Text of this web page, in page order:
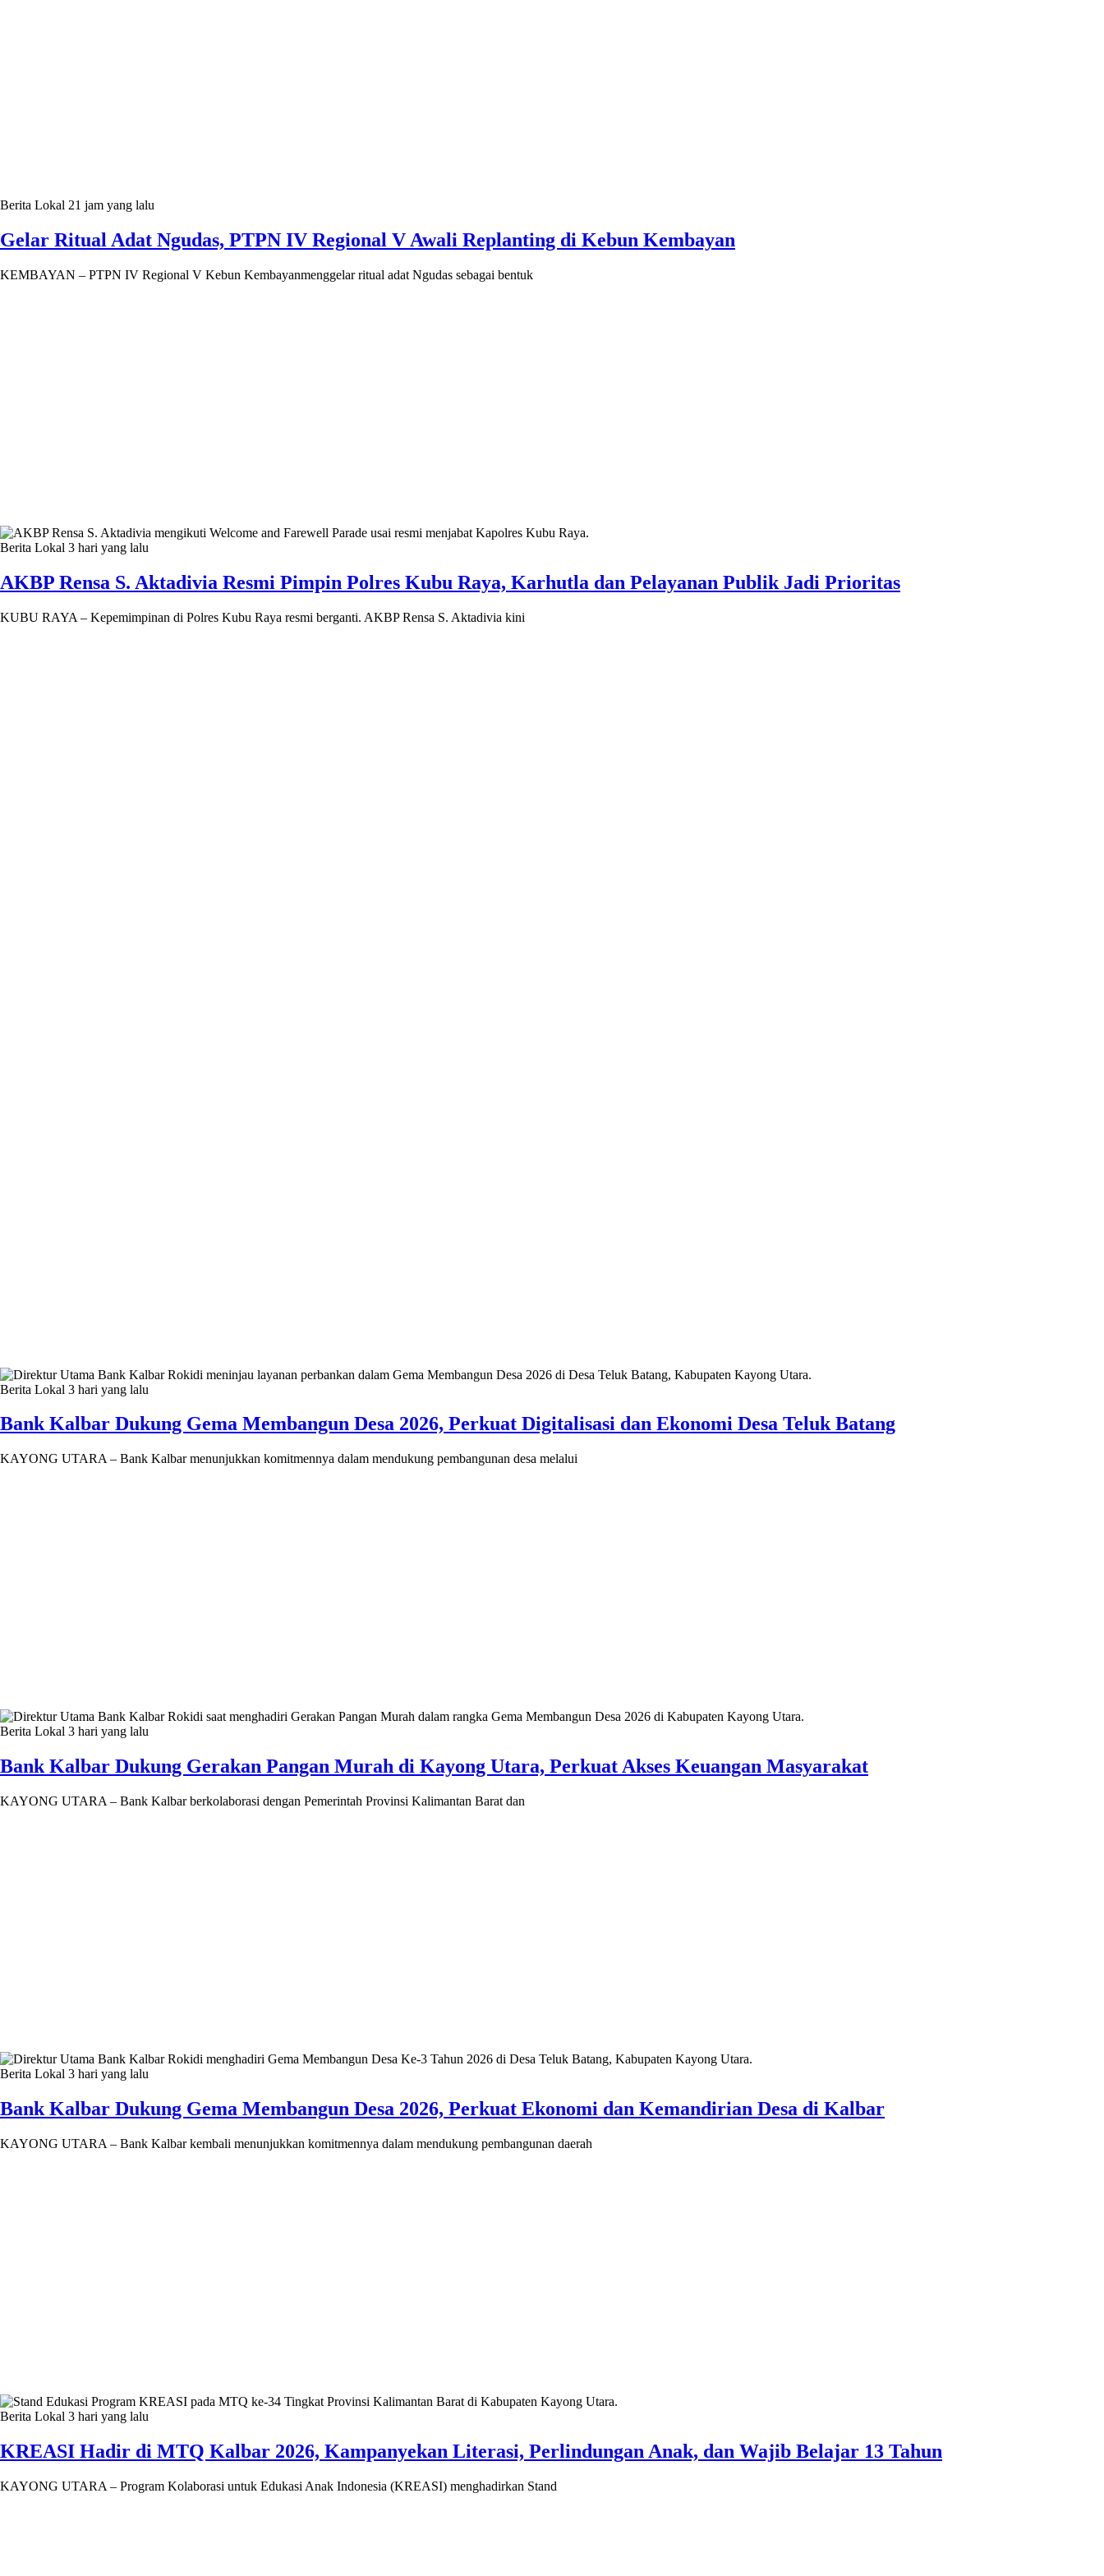
Berita Lokal 21 jam yang lalu
Gelar Ritual Adat Ngudas, PTPN IV Regional V Awali Replanting di Kebun Kembayan
KEMBAYAN – PTPN IV Regional V Kebun Kembayanmenggelar ritual adat Ngudas sebagai bentuk
Berita Lokal 3 hari yang lalu
AKBP Rensa S. Aktadivia Resmi Pimpin Polres Kubu Raya, Karhutla dan Pelayanan Publik Jadi Prioritas
KUBU RAYA – Kepemimpinan di Polres Kubu Raya resmi berganti. AKBP Rensa S. Aktadivia kini
Berita Lokal 3 hari yang lalu
Bank Kalbar Dukung Gema Membangun Desa 2026, Perkuat Digitalisasi dan Ekonomi Desa Teluk Batang
KAYONG UTARA – Bank Kalbar menunjukkan komitmennya dalam mendukung pembangunan desa melalui
Berita Lokal 3 hari yang lalu
Bank Kalbar Dukung Gerakan Pangan Murah di Kayong Utara, Perkuat Akses Keuangan Masyarakat
KAYONG UTARA – Bank Kalbar berkolaborasi dengan Pemerintah Provinsi Kalimantan Barat dan
Berita Lokal 3 hari yang lalu
Bank Kalbar Dukung Gema Membangun Desa 2026, Perkuat Ekonomi dan Kemandirian Desa di Kalbar
KAYONG UTARA – Bank Kalbar kembali menunjukkan komitmennya dalam mendukung pembangunan daerah
Berita Lokal 3 hari yang lalu
KREASI Hadir di MTQ Kalbar 2026, Kampanyekan Literasi, Perlindungan Anak, dan Wajib Belajar 13 Tahun
KAYONG UTARA – Program Kolaborasi untuk Edukasi Anak Indonesia (KREASI) menghadirkan Stand